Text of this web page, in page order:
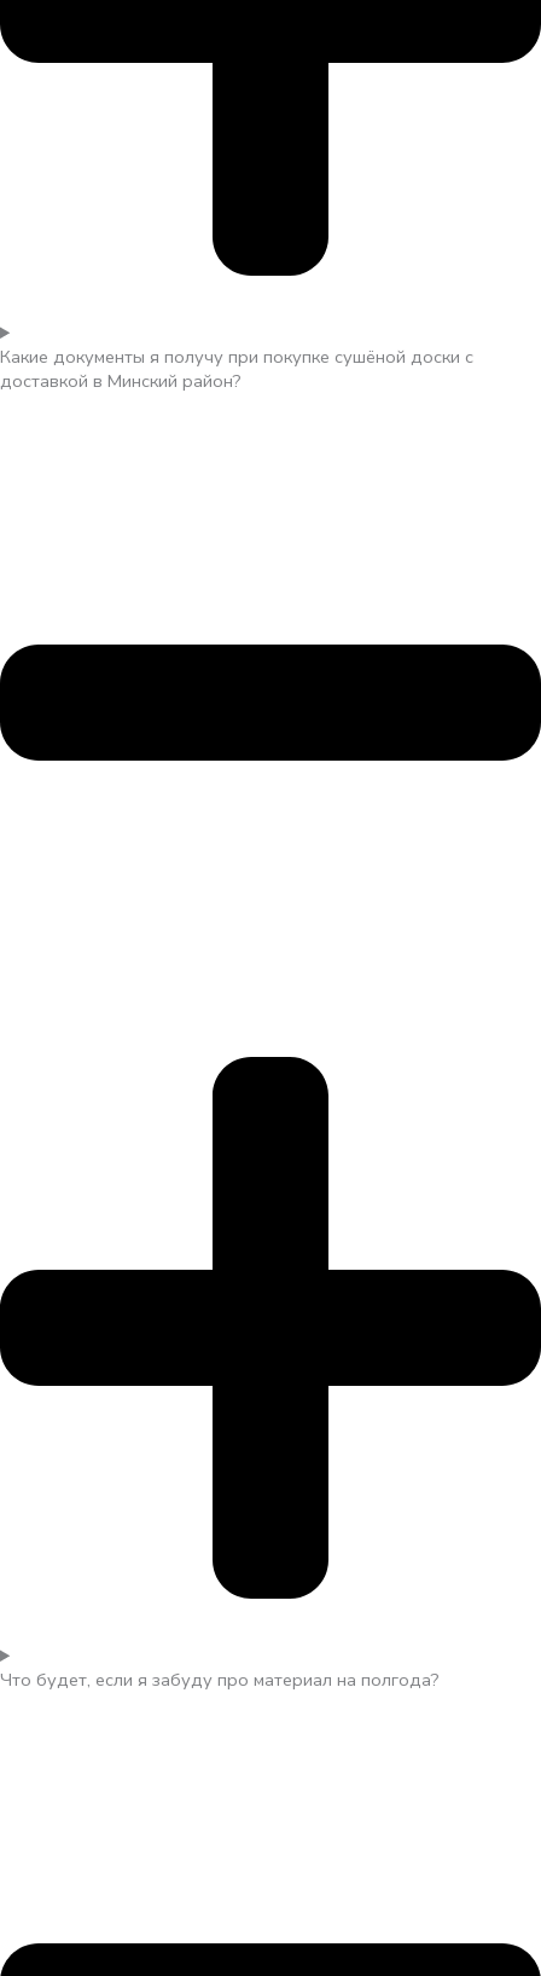
Какие документы я получу при покупке сушёной доски с
доставкой в Минский район?
Что будет, если я забуду про материал на полгода?